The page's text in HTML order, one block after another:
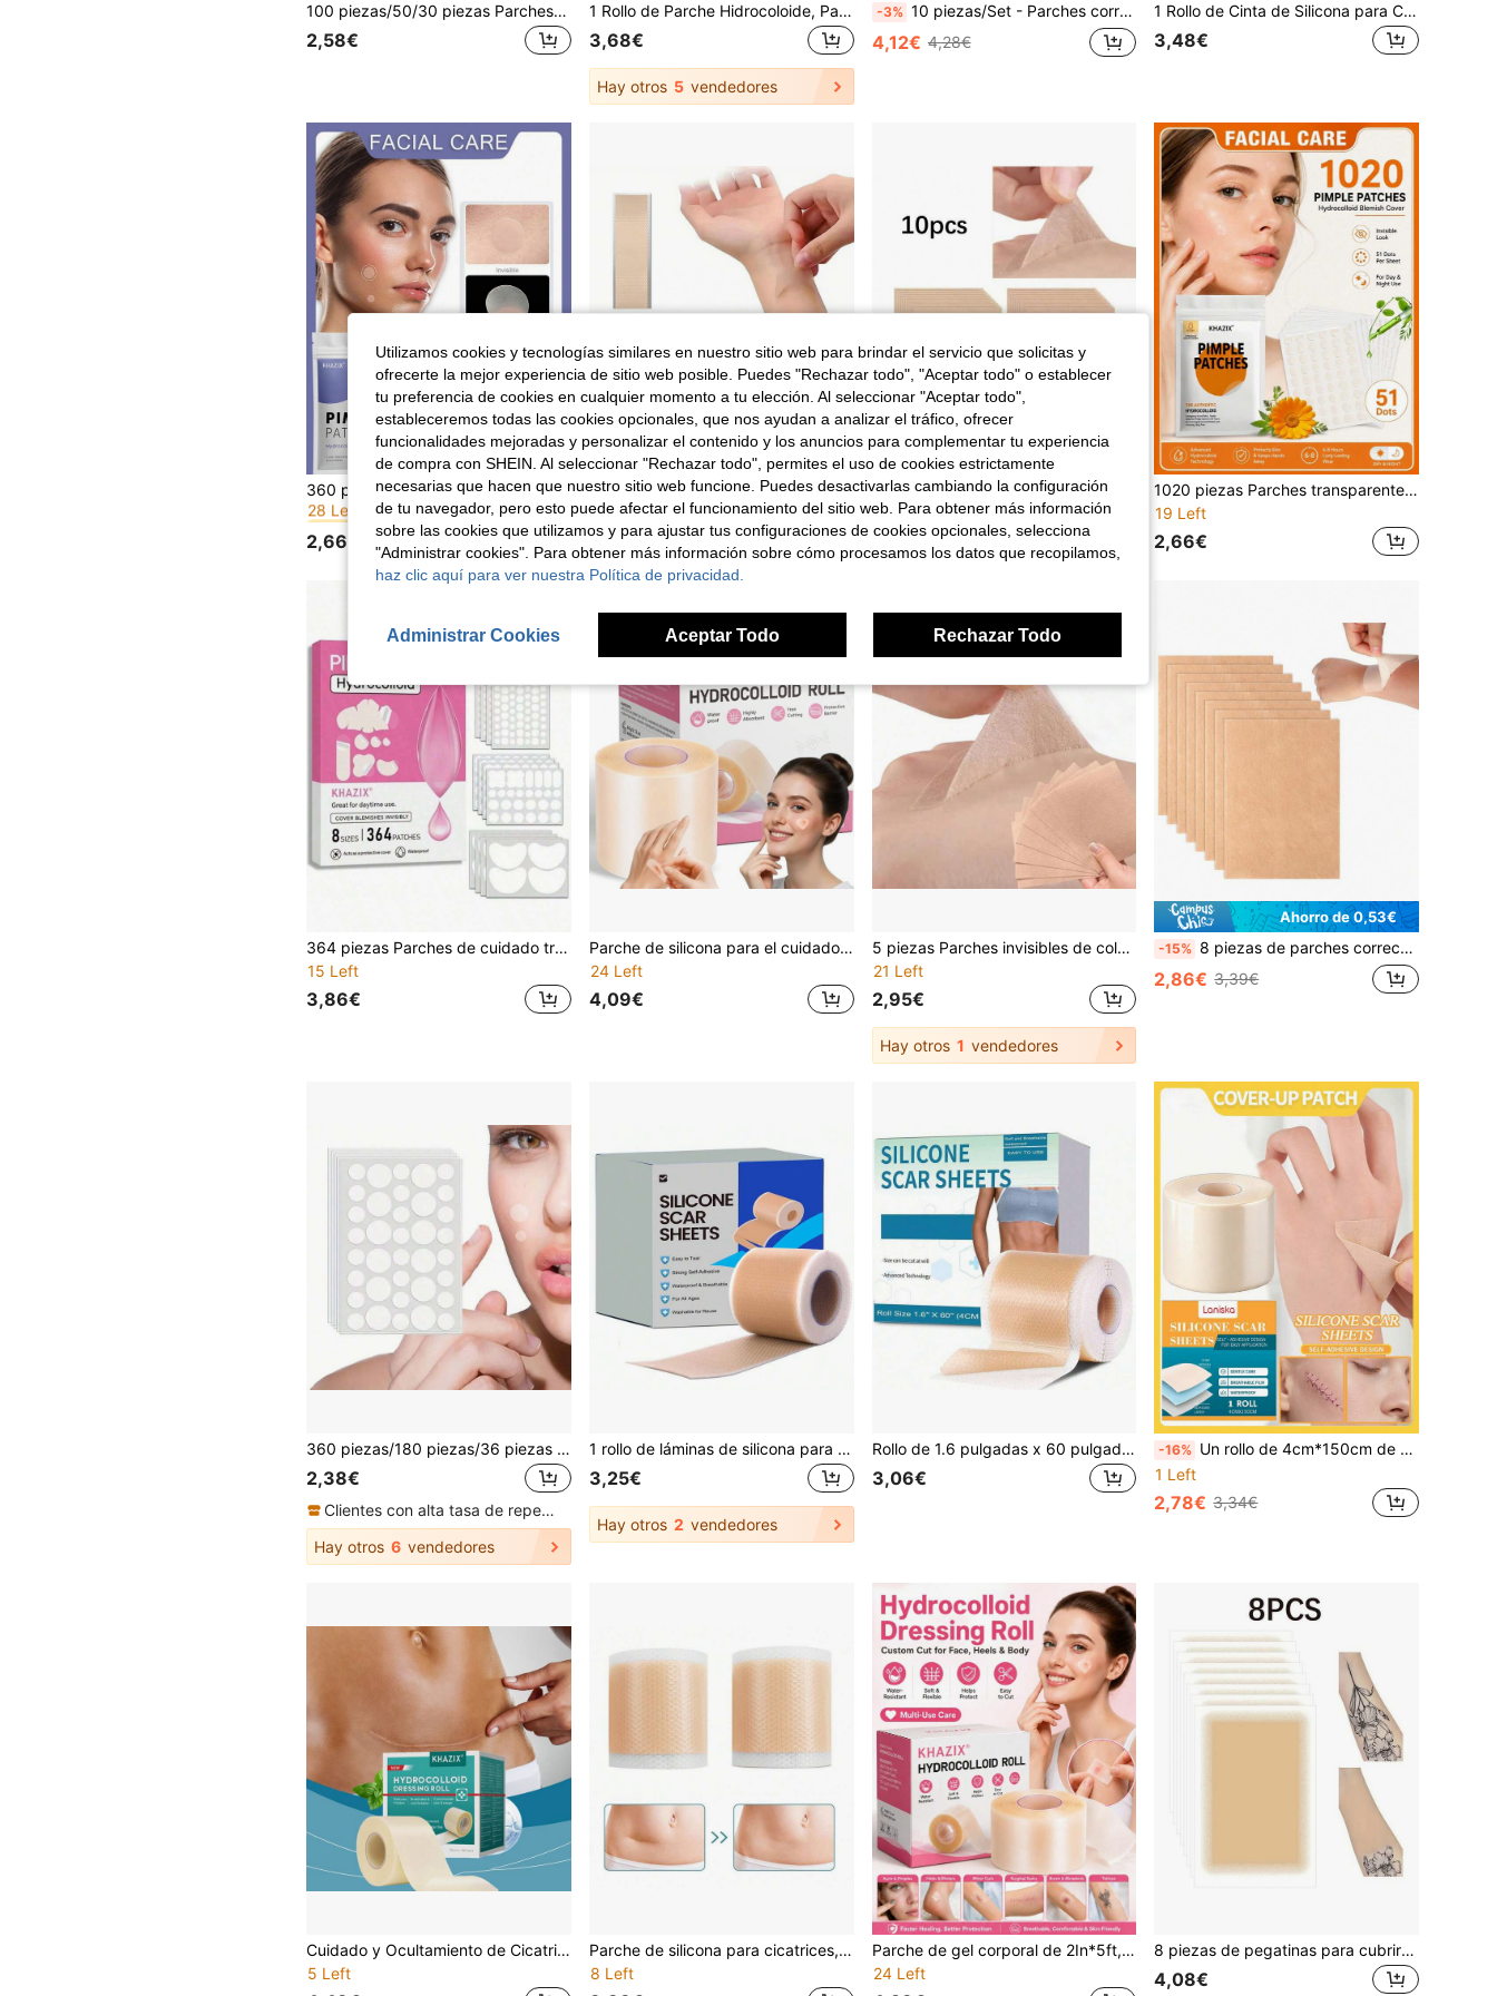
100 piezas/50/30 piezas Parches para cubrir tatuajes, cicatrices y marcas de nacimiento, cinta ultra fina para cubrir tatuajes para tono de piel claro, cintas transpirables & impermeables & resistentes al sudor para mujeres y hombres
2,58€
1 Rollo de Parche Hidrocoloide, Parche Ocultador de Cicatrices, Parche Hidrocoloide Grande, Autoadhesivo, Super Absorbente, Flexible e Impermeable, Tamaño DIY, 5cm*100cm
3,68€
Hay otros 5 vendedores
-3% 10 piezas/Set - Parches corrector, crema de camuflaje de piel, pegatinas para cubrir tatuajes y cicatrices, pegatinas corrector impermeables
4,12€ 4,28€
1 Rollo de Cinta de Silicona para Cicatrices, Grado Médico, Adecuada para Arrugas, Cicatrices Quirúrgicas, Queloides y Cicatrices Hipertróficas, Rollo de Parche de Cicatriz Reutilizable, Cinta Adhesiva para Cubrir Tatuajes, Reparación y Ocultamiento de Cicatrices
3,48€
360 piezas de parches transparentes color piel para acné, parches para cubrir cicatrices, material de hidrocoloide, invisibles e impermeables, suaves y no irritantes, sin alcohol
#8 Más vendidos
28 Left
#8 Más vendidos en Cubierta de cicatriz
28 Left
#8 Más vendidos en Cubierta de cicatriz
28 Left
#8 Más vendidos en Cubierta de cicatriz
2,66€
-3% Cinta invisible transpirable para cicatrices, cinta autoadhesiva impermeable
3,29€
25 Left
3,16€
1020 piezas Parches transparentes para acné facial, parches para cubrir cicatrices corporales/se usan con pinzas/material suave y no irritante, cómodo y transpirable, sin alcohol - sin olor/parches para recoger con pinzas adecuados para pestañas
19 Left
2,66€
364 piezas Parches de cuidado transparentes de varios tamaños, cómodos y transpirables, portátiles
15 Left
3,86€
Parche de silicona para el cuidado de cicatrices, suave y adaptable, diseño portátil recortable, parche de cuidado diario de la piel, delgado y adherente, no se desplaza fácilmente, unisex
24 Left
4,09€
5 piezas Parches invisibles de color nude para cubrir tatuajes, ocultamiento natural para cicatrices en brazo/pierna/espalda, hipoalergénico
21 Left
2,95€
Hay otros 1 vendedores
Ahorro de 0,53€
-15% 8 piezas de parches correctores de tatuajes, tela no tejida, resistentes al agua y al sudor, parches correctores de tatuajes invisibles y ultrafinos de tono de piel, se pueden usar para cubrir cicatrices y marcas de nacimiento.
2,86€ 3,39€
360 piezas/180 piezas/36 piezas Pegatinas transparentes invisibles de cara redonda, pegatinas circulares transparentes removibles sin rastro, fáciles de usar, portátiles, con alta adhesividad, para maquillaje, decoración de habitaciones, tocador, viajes, dormitorio, accesorios de maquillaje, regalos, regalos para mujeres, regalos de Navidad, sorteos, artículos de viaje, artículos baratos
2,38€
Clientes con alta tasa de repetición
Hay otros 6 vendedores
1 rollo de láminas de silicona para cicatrices, 4cm x 150cm, cinta autoadhesiva para cubrir cicatrices, cuidado de la piel, impermeable y transpirable
3,25€
Hay otros 2 vendedores
Rollo de 1.6 pulgadas x 60 pulgadas de láminas de silicona para cicatrices, cinta de silicona para cicatrices, tiras de cobertura de silicona para cicatrices, parches profesionales de cobertura de cicatrices
3,06€
-16% Un rollo de 4cm*150cm de parches de silicona para cicatrices, parches de cuidado de la piel de silicona, delgados, transpirables y suaves con la piel, cómodos y lisos, convenientes para el uso diario, diseño impermeable adecuado para escenarios cotidianos.
1 Left
2,78€ 3,34€
Cuidado y Ocultamiento de Cicatrices, Parche de Cuidado del Tono de la Piel, Cobertura Invisible Suave y Amigable con la Piel Recortable, Cinta de Hidrocoloide - Parche de Hidrocoloide de Tamaño Extra Grande, Autoadhesivo, Flexible, Esencial para el Hogar. Cinta de Gel de Hidrocoloide Flexible Recortable, Cinta Deportiva, Vendaje
5 Left
Parche de silicona para cicatrices, oculta y cubre, también adecuado para la reparación de cicatrices quirúrgicas y el ocultamiento de tatuajes. Sin alcohol, adecuado para hombres y mujeres.
8 Left
Parche de gel corporal de 2In*5ft, diseño transparente e invisible para cubrir imperfecciones, portátil y fácil de usar, parche de hidrocoloide para cicatrices, rollo de apósito de hidrocoloide, recortable, a prueba de polvo para heridas, impermeable, cuidado, absorbente, apósito de hidrocoloide autoadhesivo para exudados
24 Left
8 piezas de pegatinas para cubrir tatuajes - Tono de piel natural, resistentes al agua e invisibles, maquillaje para tatuajes, ligero y sin fragancia, ideal para la eliminación temporal de tatuajes, cubrir tatuajes
4,08€
Utilizamos cookies y tecnologías similares en nuestro sitio web para brindar el servicio que solicitas y
ofrecerte la mejor experiencia de sitio web posible. Puedes "Rechazar todo", "Aceptar todo" o establecer
tu preferencia de cookies en cualquier momento a tu elección. Al seleccionar "Aceptar todo",
estableceremos todas las cookies opcionales, que nos ayudan a analizar el tráfico, ofrecer
funcionalidades mejoradas y personalizar el contenido y los anuncios para complementar tu experiencia
de compra con SHEIN. Al seleccionar "Rechazar todo", permites el uso de cookies estrictamente
necesarias que hacen que nuestro sitio web funcione. Puedes desactivarlas cambiando la configuración
de tu navegador, pero esto puede afectar el funcionamiento del sitio web. Para obtener más información
sobre las cookies que utilizamos y para ajustar tus configuraciones de cookies opcionales, selecciona
"Administrar cookies". Para obtener más información sobre cómo procesamos los datos que recopilamos,
haz clic aquí para ver nuestra Política de privacidad.
Administrar Cookies Aceptar Todo Rechazar Todo